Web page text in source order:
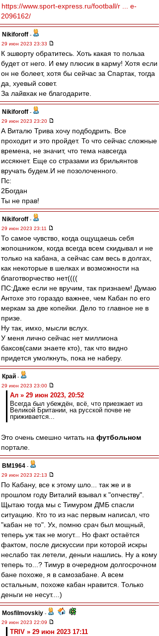
https://www.sport-express.ru/football/r ... e-
2096162/
Nikiforoff -
29 июн 2023 23:33
К эшворту обратитесь. Хоть какая то польза
будет от него. И ему плюсик в карму! Хотя если
он не болеет, хотя бы сейчас за Спартак, тогда
да, хуевый совет.
За лайвхак не благодарите.
Nikiforoff -
29 июн 2023 23:20
А Виталю Трива хочу подбодрить. Все
проходит и это пройдет. То что сейчас сложные
времена, не значит, что тема навсегда
иссякнет. Еще со стразами из брильянтов
вручать будем.И не позолоченного.
Пс:
2Богдан
Ты не прав!
Nikiforoff -
29 июн 2023 23:11
То самое чувство, когда ощущаешь себя
жопошником, когда всегда всем скидывал и не
только на кабана, а сейчас сам весь в долгах,
как некоторые в шелках и возможности на
благотворчество нет((((
ПС:Даже если не вручим, так признаем! Думаю
Антохе это гораздо важнее, чем Кабан по его
меркам за две копейки. Дело то главное не в
призе.
Ну так, имхо, мысли вслух.
У меня лично сейчас нет миллиона
баксов(сами знаете кто), так что видно
придется умолкнуть, пока не наберу.
Край -
29 июн 2023 23:00
Ал » 29 июн 2023, 20:52
Всегда был убеждён, всё, что приезжает из
Великой Британии, на русской почве не
приживается...
Это очень смешно читать на футбольном
портале.
BM1964 -
29 июн 2023 22:13
По Кабану, все к этому шло... так же и в
прошлом году Виталий взывал к "опчеству".
Щытаю тогда мы с Тимуром ДМБ спасли
ситуацию. Кто то из нас первым написал, что
"кабан не то". Ух, помню срач был мощный,
теперь уж так не могут... Но факт остаётся
фактом, после дискуссии при которой искры
неслабо так летели, деньги нашлись. Ну а кому
теперь то...? Тимур в очередном долгосрочном
бане похоже, я в самозабане. А всем
остальным, похоже кабан нравится. Только
деньги не несут....)
Mosfilmovskiy -
29 июн 2023 22:09
TRIV » 29 июн 2023 17:11